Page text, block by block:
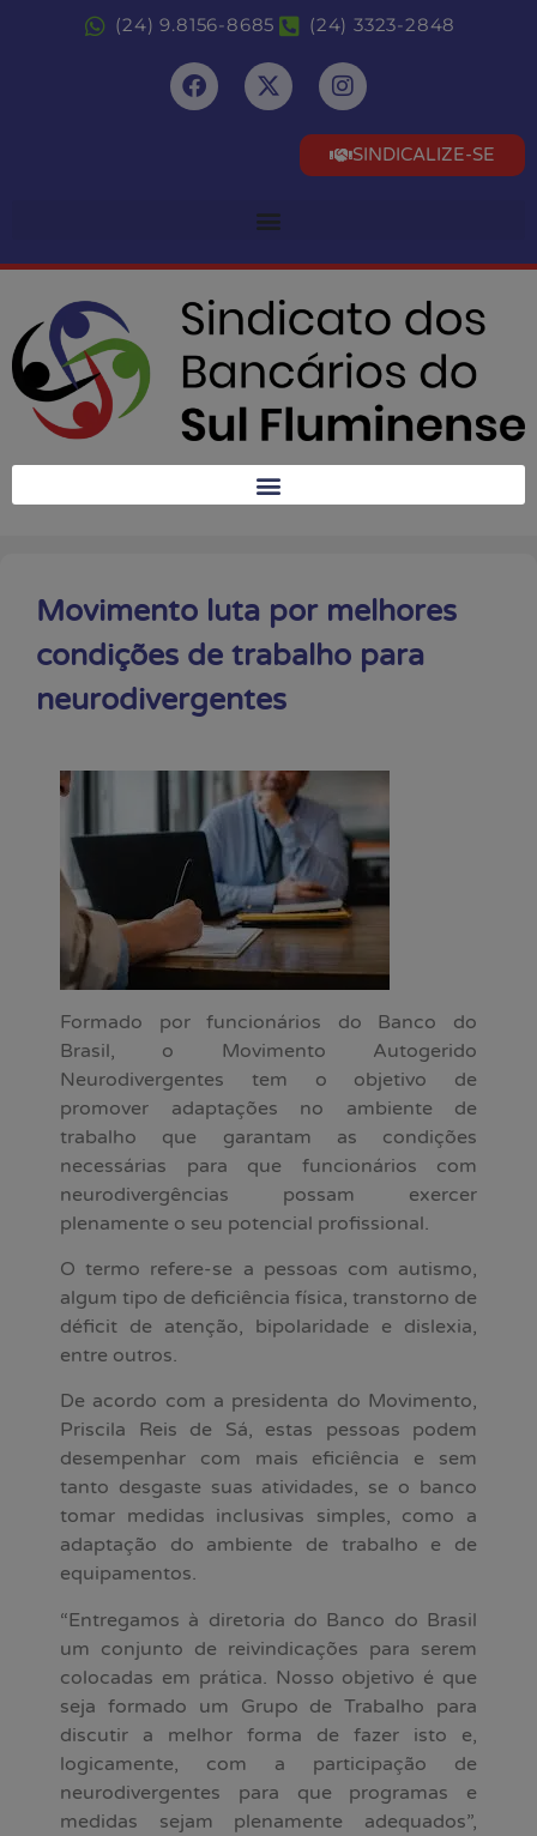
(24) 9.8156-8685 (24) 3323-2848
SINDICALIZE-SE
Movimento luta por melhores
condições de trabalho para
neurodivergentes
Formado por funcionários do Banco do
Brasil, o Movimento Autogerido
Neurodivergentes tem o objetivo de
promover adaptações no ambiente de
trabalho que garantam as condições
necessárias para que funcionários com
neurodivergências possam exercer
plenamente o seu potencial profissional.
O termo refere-se a pessoas com autismo,
algum tipo de deficiência física, transtorno de
déficit de atenção, bipolaridade e dislexia,
entre outros.
De acordo com a presidenta do Movimento,
Priscila Reis de Sá, estas pessoas podem
desempenhar com mais eficiência e sem
tanto desgaste suas atividades, se o banco
tomar medidas inclusivas simples, como a
adaptação do ambiente de trabalho e de
equipamentos.
“Entregamos à diretoria do Banco do Brasil
um conjunto de reivindicações para serem
colocadas em prática. Nosso objetivo é que
seja formado um Grupo de Trabalho para
discutir a melhor forma de fazer isto e,
logicamente, com a participação de
neurodivergentes para que programas e
medidas sejam plenamente adequados”,